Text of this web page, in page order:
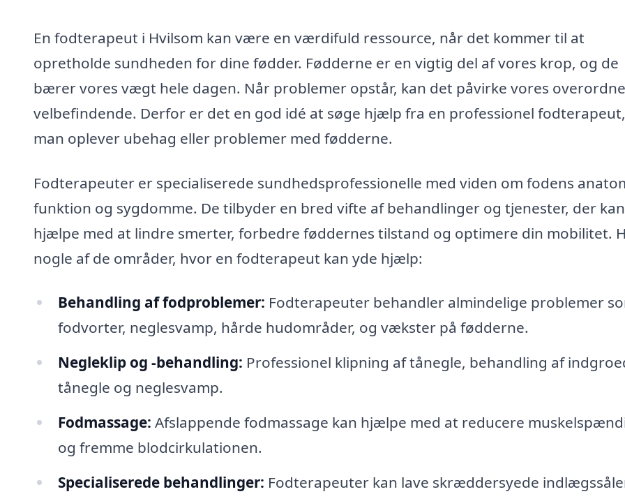
En fodterapeut i Hvilsom kan være en værdifuld ressource, når det kommer til at
opretholde sundheden for dine fødder. Fødderne er en vigtig del af vores krop, og de
bærer vores vægt hele dagen. Når problemer opstår, kan det påvirke vores
velbefindende. Derfor er det en god idé at søge hjælp fra en professionel
man oplever ubehag eller problemer med fødderne.
Fodterapeuter er specialiserede sundhedsprofessionelle med viden om fodens
funktion og sygdomme. De tilbyder en bred vifte af behandlinger og tjenester, der kan
hjælpe med at lindre smerter, forbedre føddernes tilstand og optimere din mobilitet.
nogle af de områder, hvor en fodterapeut kan yde hjælp:
Behandling af fodproblemer: Fodterapeuter behandler almindelige problemer
fodvorter, neglesvamp, hårde hudområder, og vækster på fødderne.
Negleklip og -behandling: Professionel klipning af tånegle, behandling af
tånegle og neglesvamp.
Fodmassage: Afslappende fodmassage kan hjælpe med at reducere
og fremme blodcirkulationen.
Specialiserede behandlinger: Fodterapeuter kan lave skræddersyede